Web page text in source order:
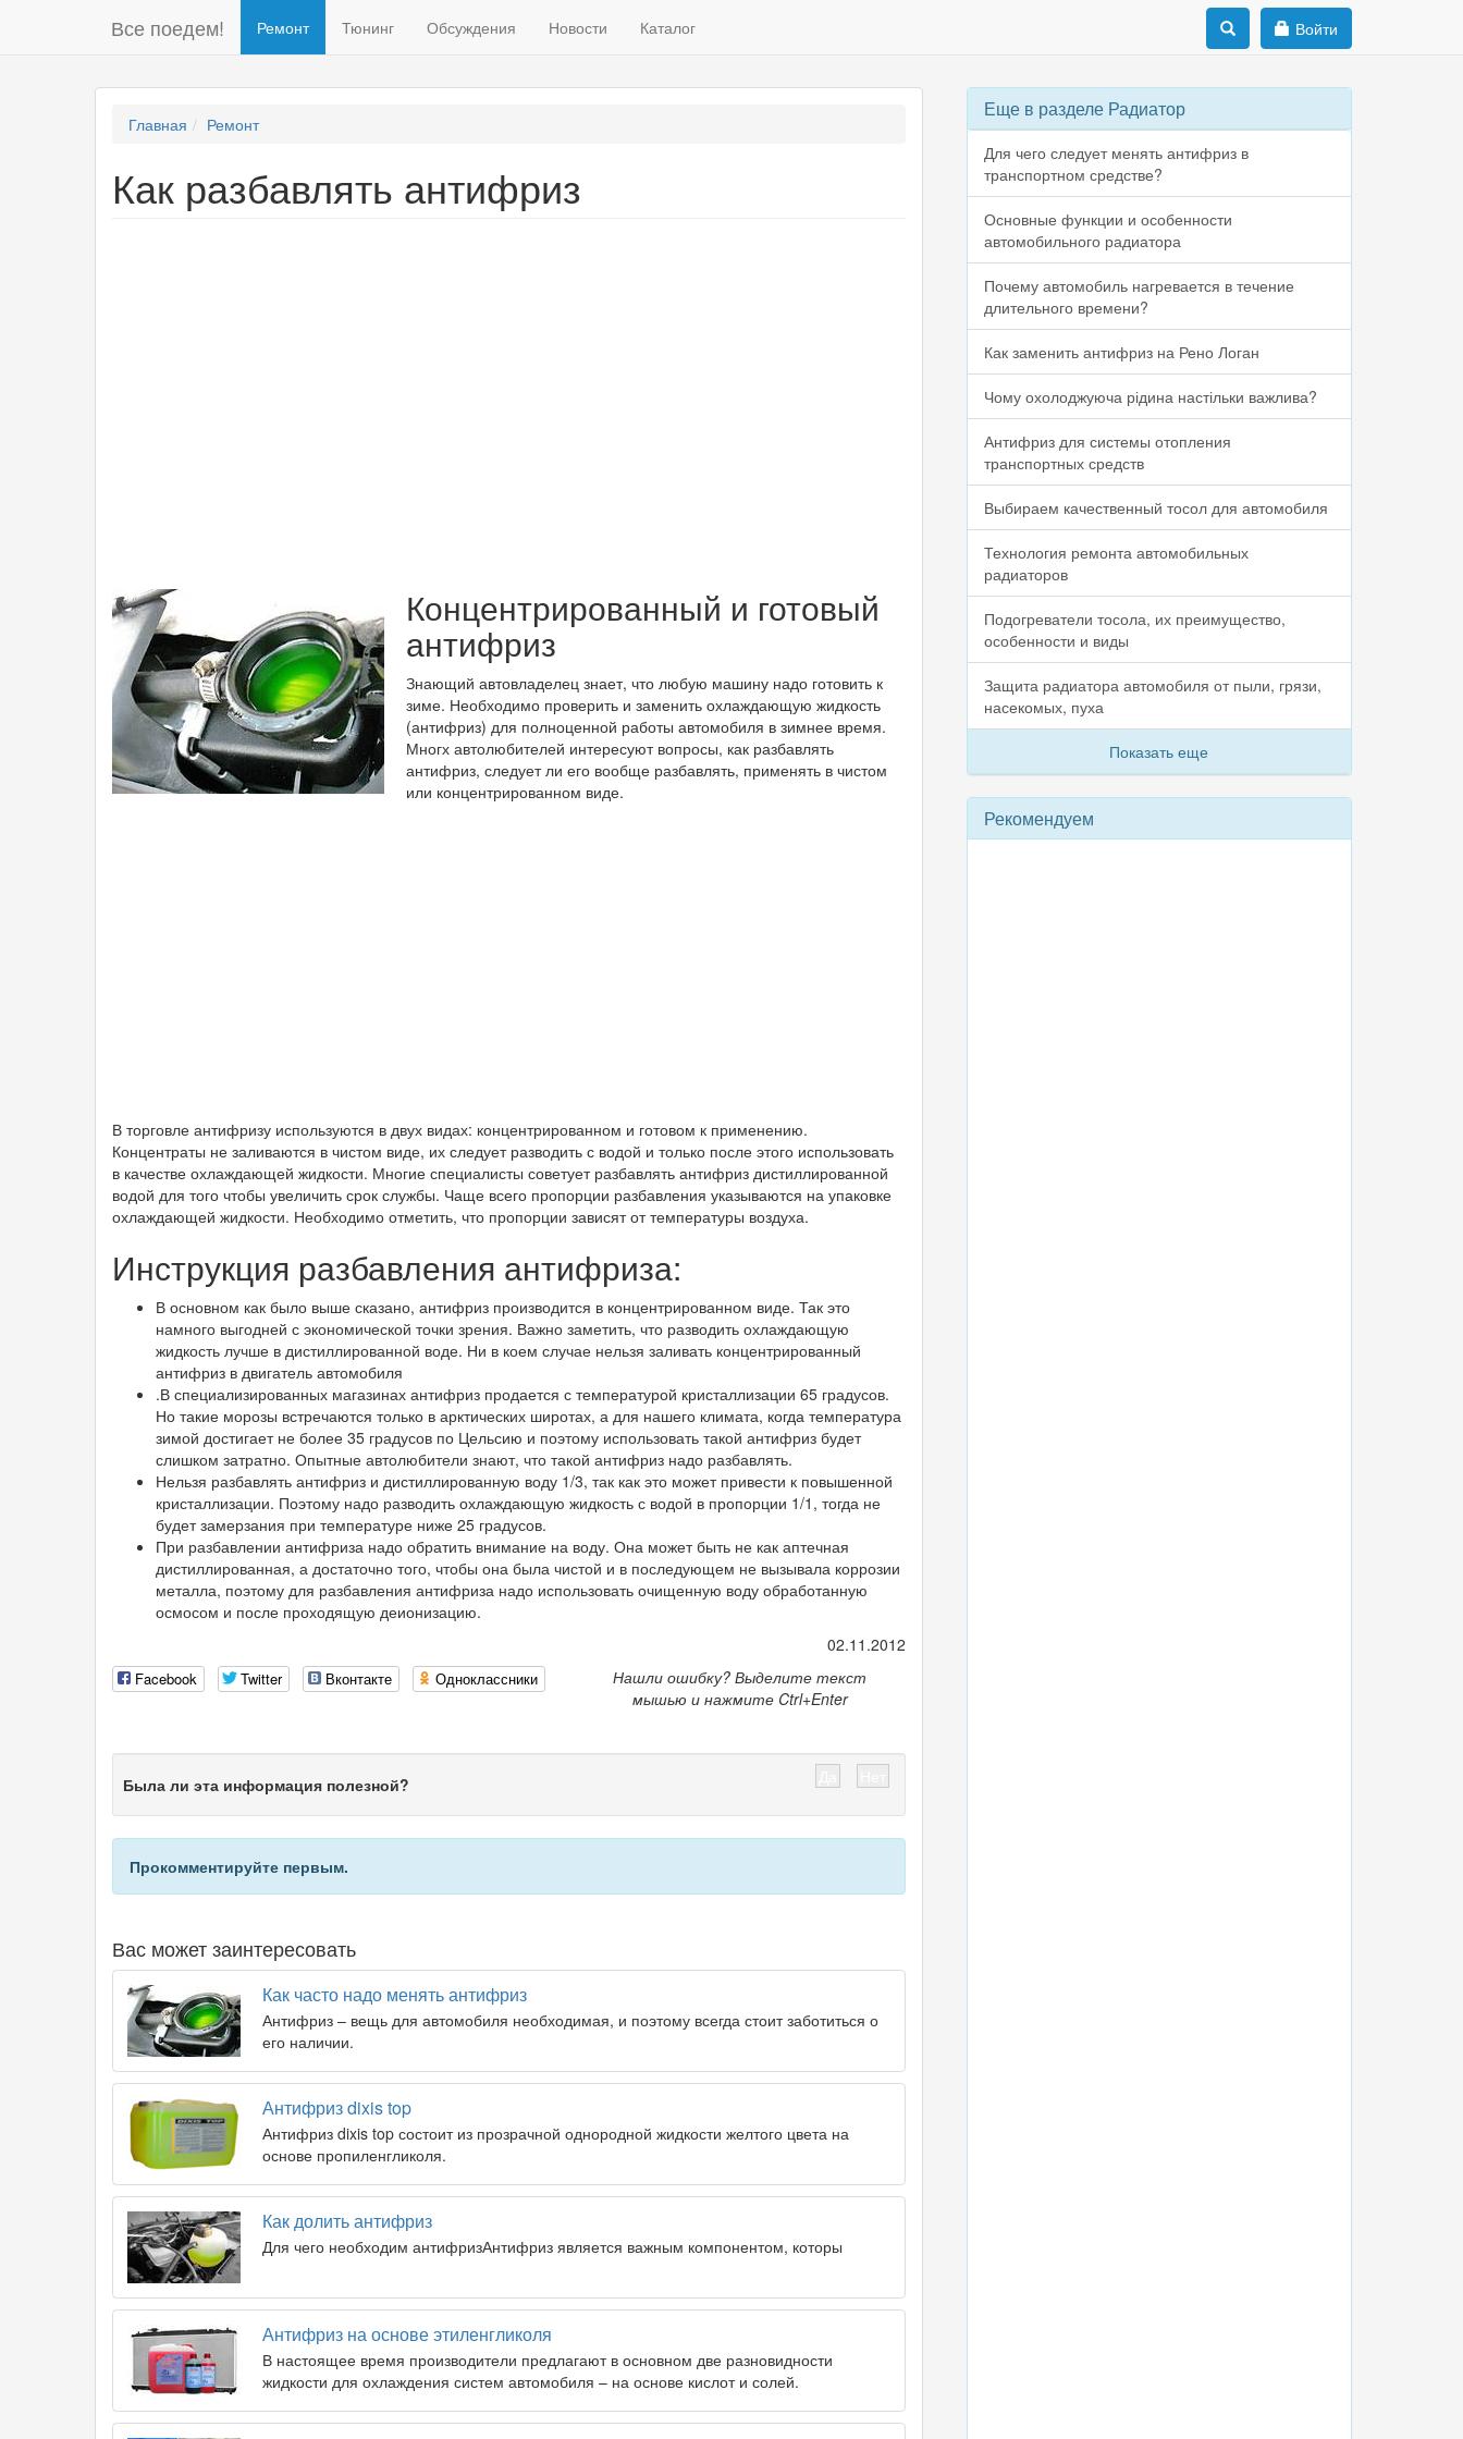
Все поедем! Ремонт Тюнинг Обсуждения Новости Каталог Войти
Главная Ремонт
Как разбавлять антифриз
Концентрированный и готовый
антифриз
Знающий автовладелец знает, что любую машину надо готовить к
зиме. Необходимо проверить и заменить охлаждающую жидкость
(антифриз) для полноценной работы автомобиля в зимнее время.
Многх автолюбителей интересуют вопросы, как разбавлять
антифриз, следует ли его вообще разбавлять, применять в чистом
или концентрированном виде.
В торговле антифризу используются в двух видах: концентрированном и готовом к применению.
Концентраты не заливаются в чистом виде, их следует разводить с водой и только после этого использовать
в качестве охлаждающей жидкости. Многие специалисты советует разбавлять антифриз дистиллированной
водой для того чтобы увеличить срок службы. Чаще всего пропорции разбавления указываются на упаковке
охлаждающей жидкости. Необходимо отметить, что пропорции зависят от температуры воздуха.
Инструкция разбавления антифриза:
В основном как было выше сказано, антифриз производится в концентрированном виде. Так это
намного выгодней с экономической точки зрения. Важно заметить, что разводить охлаждающую
жидкость лучше в дистиллированной воде. Ни в коем случае нельзя заливать концентрированный
антифриз в двигатель автомобиля
.В специализированных магазинах антифриз продается с температурой кристаллизации 65 градусов.
Но такие морозы встречаются только в арктических широтах, а для нашего климата, когда температура
зимой достигает не более 35 градусов по Цельсию и поэтому использовать такой антифриз будет
слишком затратно. Опытные автолюбители знают, что такой антифриз надо разбавлять.
Нельзя разбавлять антифриз и дистиллированную воду 1/3, так как это может привести к повышенной
кристаллизации. Поэтому надо разводить охлаждающую жидкость с водой в пропорции 1/1, тогда не
будет замерзания при температуре ниже 25 градусов.
При разбавлении антифриза надо обратить внимание на воду. Она может быть не как аптечная
дистиллированная, а достаточно того, чтобы она была чистой и в последующем не вызывала коррозии
металла, поэтому для разбавления антифриза надо использовать очищенную воду обработанную
осмосом и после проходящую деионизацию.
02.11.2012
Facebook Twitter Вконтакте Одноклассники
Нашли ошибку? Выделите текст
мышью и нажмите Ctrl+Enter
Была ли эта информация полезной?
Прокомментируйте первым.
Вас может заинтересовать
Как часто надо менять антифриз
Антифриз – вещь для автомобиля необходимая, и поэтому всегда стоит заботиться о
его наличии.
Антифриз dixis top
Антифриз dixis top состоит из прозрачной однородной жидкости желтого цвета на
основе пропиленгликоля.
Как долить антифриз
Для чего необходим антифризАнтифриз является важным компонентом, которы
Антифриз на основе этиленгликоля
В настоящее время производители предлагают в основном две разновидности
жидкости для охлаждения систем автомобиля – на основе кислот и солей.
Еще в разделе Радиатор
Для чего следует менять антифриз в
транспортном средстве?
Основные функции и особенности
автомобильного радиатора
Почему автомобиль нагревается в течение
длительного времени?
Как заменить антифриз на Рено Логан
Чому охолоджуюча рідина настільки важлива?
Антифриз для системы отопления
транспортных средств
Выбираем качественный тосол для автомобиля
Технология ремонта автомобильных
радиаторов
Подогреватели тосола, их преимущество,
особенности и виды
Защита радиатора автомобиля от пыли, грязи,
насекомых, пуха
Показать еще
Рекомендуем